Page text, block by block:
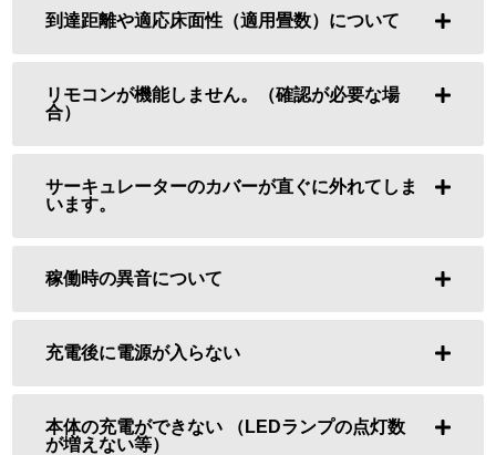
到達距離や適応床面性（適用畳数）について
リモコンが機能しません。（確認が必要な場
合）
サーキュレーターのカバーが直ぐに外れてしま
います。
稼働時の異音について
充電後に電源が入らない
本体の充電ができない （LEDランプの点灯数
が増えない等）